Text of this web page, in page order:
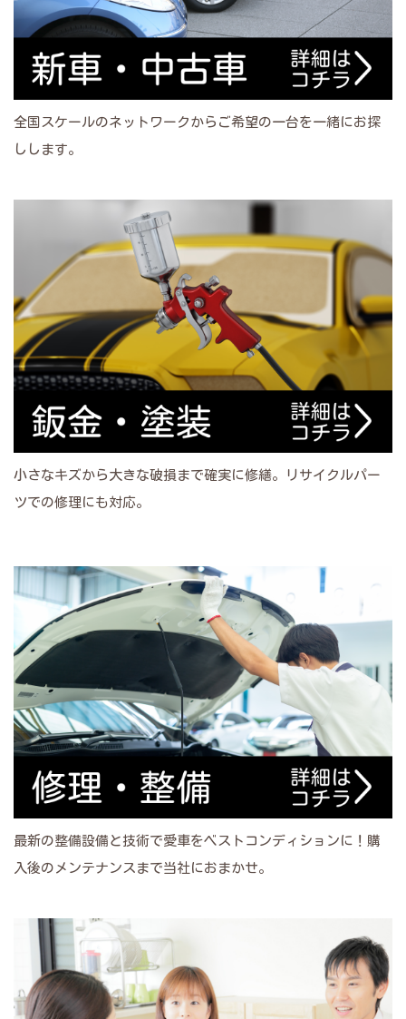
全国スケールのネットワークからご希望の一台を一緒にお探
しします。
小さなキズから大きな破損まで確実に修繕。リサイクルパー
ツでの修理にも対応。
最新の整備設備と技術で愛車をベストコンディションに！購
入後のメンテナンスまで当社におまかせ。